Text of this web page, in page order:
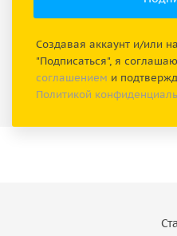
Создавая аккаунт и/или
"Подписаться", я
соглашением и
Политикой